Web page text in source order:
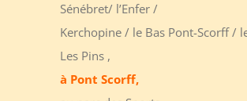
Sénébret/ l’Enfer /
Kerchopine / le Bas Pont-Scorff /
Les Pins ,
à Pont Scorff,